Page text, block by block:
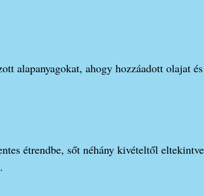
alapanyagokat, ahogy hozzáadott olajat
étrendbe, sőt néhány kivételtől